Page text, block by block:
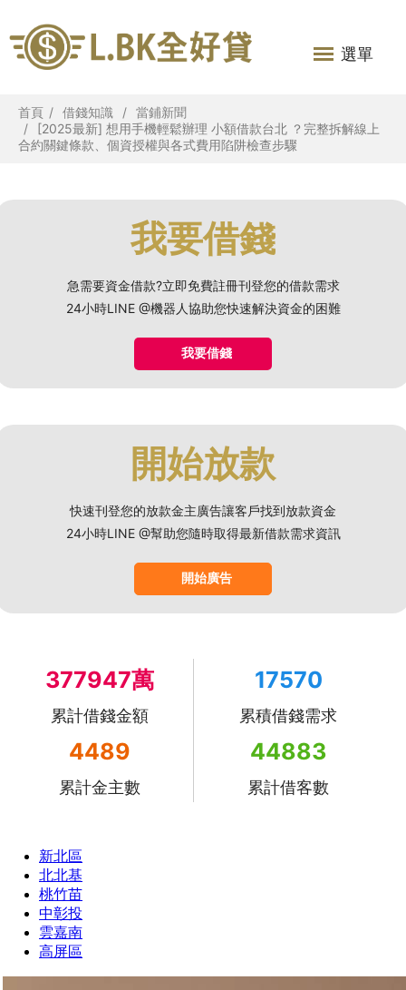
選單
首頁 借錢知識
當鋪新聞
[2025最新] 想用手機輕鬆辦理 小額借款台北 ？完整拆解線上
合約關鍵條款、個資授權與各式費用陷阱檢查步驟
我要借錢
急需要資金借款?立即免費註冊刊登您的借款需求
24小時LINE @機器人協助您快速解決資金的困難
我要借錢
開始放款
快速刊登您的放款金主廣告讓客戶找到放款資金
24小時LINE @幫助您隨時取得最新借款需求資訊
開始廣告
377947萬
累計借錢金額
17570
累積借錢需求
4489
累計金主數
44883
累計借客數